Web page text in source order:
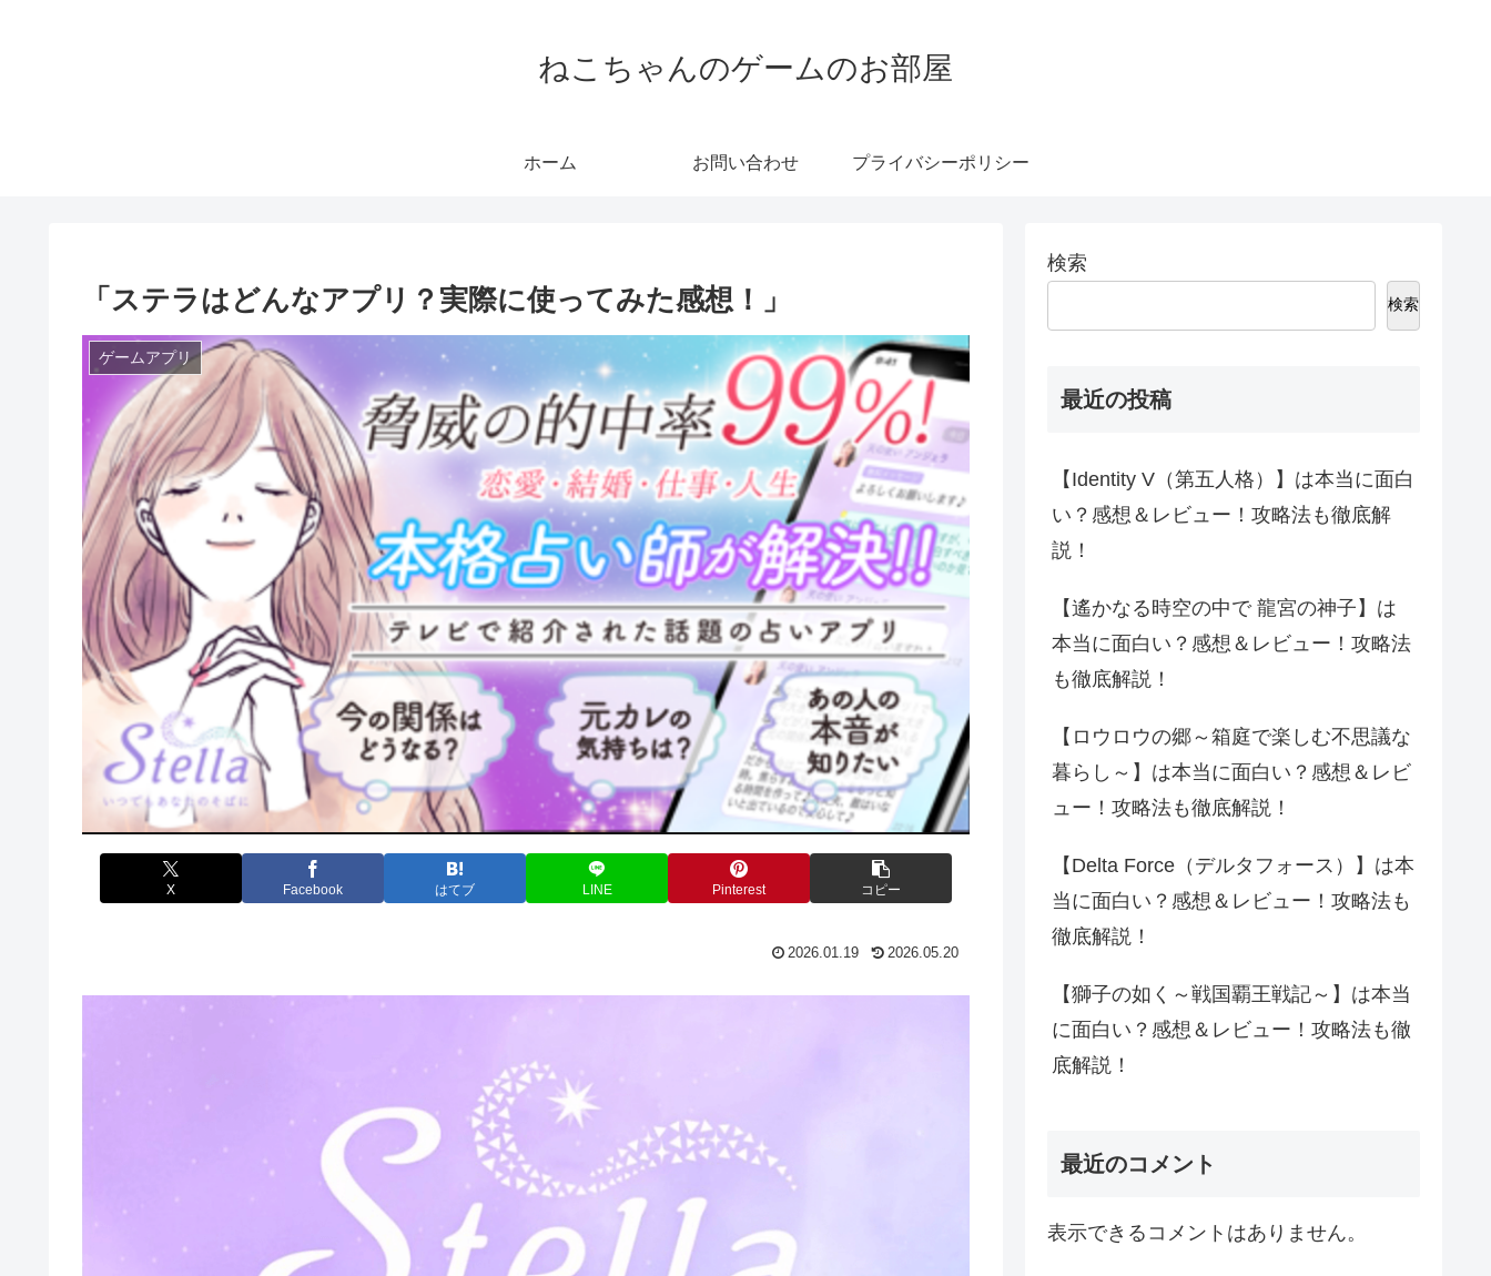
ねこちゃんのゲームのお部屋
ホーム お問い合わせ プライバシーポリシー
「ステラはどんなアプリ？実際に使ってみた感想！」
ゲームアプリ
X Facebook はてブ LINE Pinterest コピー
2026.01.19 2026.05.20
検索
検索
最近の投稿
【Identity V（第五人格）】は本当に面白
い？感想＆レビュー！攻略法も徹底解
説！
【遙かなる時空の中で 龍宮の神子】は
本当に面白い？感想＆レビュー！攻略法
も徹底解説！
【ロウロウの郷～箱庭で楽しむ不思議な
暮らし～】は本当に面白い？感想＆レビ
ュー！攻略法も徹底解説！
【Delta Force（デルタフォース）】は本
当に面白い？感想＆レビュー！攻略法も
徹底解説！
【獅子の如く～戦国覇王戦記～】は本当
に面白い？感想＆レビュー！攻略法も徹
底解説！
最近のコメント
表示できるコメントはありません。